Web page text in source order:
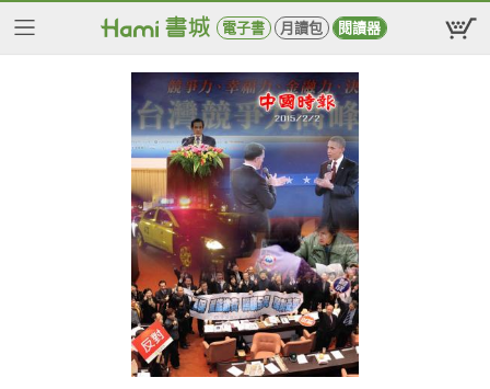
電子書 月讀包 閱讀器